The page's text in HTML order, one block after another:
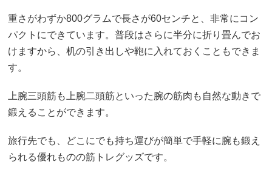
重さがわずか800グラムで長さが60センチと、非常にコン
パクトにできています。普段はさらに半分に折り畳んでお
けますから、机の引き出しや鞄に入れておくこともできま
す。
上腕三頭筋も上腕二頭筋といった腕の筋肉も自然な動きで
鍛えることができます。
旅行先でも、どこにでも持ち運びが簡単で手軽に腕も鍛え
られる優れものの筋トレグッズです。